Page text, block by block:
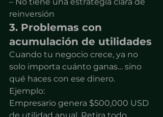
reinversión
3. Problemas con
acumulación de utilidades
Cuando tu negocio crece, ya no
solo importa cuánto ganas… sino
qué haces con ese dinero.
Ejemplo:
Empresario genera $500,000 USD